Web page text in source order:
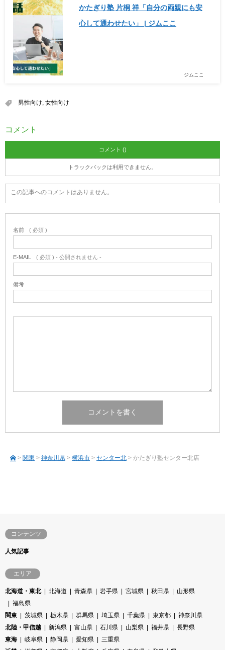
かたぎり塾 片桐 祥「自分の両親にも安
心して通わせたい」 | ジムここ
ジムここ
男性向け, 女性向け
コメント
コメント ()
トラックバックは利用できません。
この記事へのコメントはありません。
名前 ( 必須 )
E-MAIL ( 必須 ) - 公開されません -
備考
> 関東 > 神奈川県 > 横浜市 > センター北 > かたぎり塾センター北店
コンテンツ
人気記事
エリア
北海道・東北 北海道 青森県 岩手県 宮城県 秋田県
山形県
福島県
関東
茨城県 栃木県 群馬県 埼玉県 千葉県 東京都
神奈川県
北陸・甲信越
新潟県 富山県 石川県 山梨県 福井県
長野県
東海
岐阜県 静岡県 愛知県
三重県